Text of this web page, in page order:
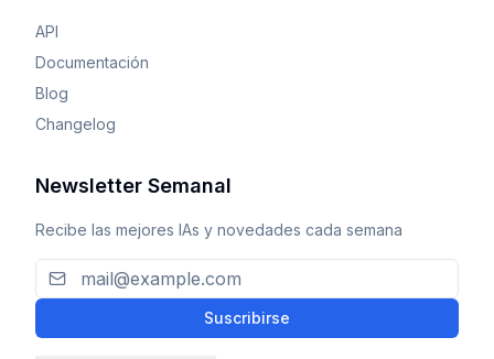
API
Documentación
Blog
Changelog
Newsletter Semanal
Recibe las mejores IAs y novedades cada semana
Suscribirse